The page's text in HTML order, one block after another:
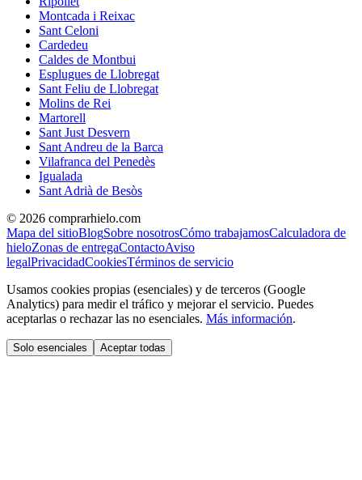
Montcada i Reixac
Sant Celoni
Cardedeu
Caldes de Montbui
Esplugues de Llobregat
Sant Feliu de Llobregat
Molins de Rei
Martorell
Sant Just Desvern
Sant Andreu de la Barca
Vilafranca del Penedès
Igualada
Sant Adrià de Besòs
© 2026 comprarhielo.com
Mapa del sitioBlogSobre nosotrosCómo trabajamosCalculadora de
hieloZonas de entregaContactoAviso
legalPrivacidadCookiesTérminos de servicio
Usamos cookies propias (esenciales) y de terceros (Google
Analytics) para medir el tráfico y mejorar el servicio. Puedes
aceptarlas o rechazar las no esenciales. Más información.
Solo esenciales Aceptar todas